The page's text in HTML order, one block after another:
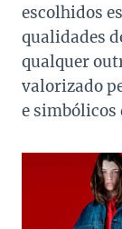
escolhidos
qualidades
qualquer
valorizado
e simbólicos